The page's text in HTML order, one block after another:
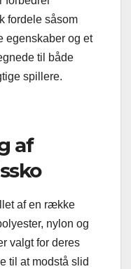
fordele såsom
egenskaber og et
til både
spillere.
af
af en række
nylon og
valgt for deres
til at modstå slid